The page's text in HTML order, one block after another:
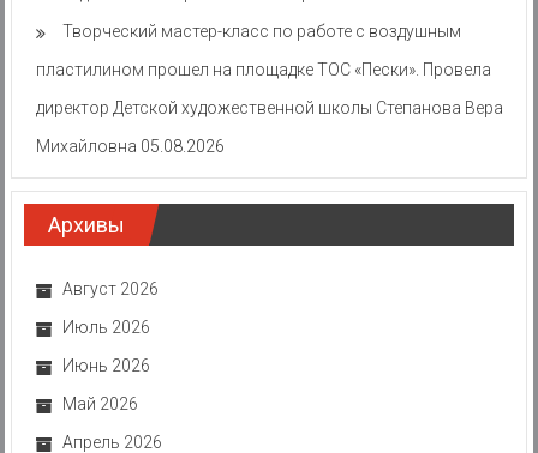
Творческий мастер-класс по работе с воздушным
пластилином прошел на площадке ТОС «Пески». Провела
директор Детской художественной школы Степанова Вера
Михайловна 05.08.2026
Архивы
Август 2026
Июль 2026
Июнь 2026
Май 2026
Апрель 2026